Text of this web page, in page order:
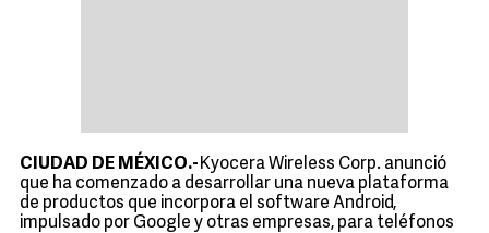
CIUDAD DE MÉXICO.- Kyocera Wireless Corp. anunció
que ha comenzado a desarrollar una nueva plataforma
de productos que incorpora el software Android,
impulsado por Google y otras empresas, para teléfonos